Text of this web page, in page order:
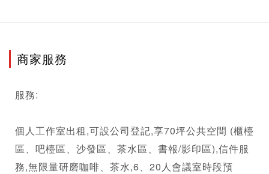
商家服務
服務:
個人工作室出租,可設公司登記,享70坪公共空間 (櫃檯
區、吧檯區、沙發區、茶水區、書報/影印區),信件服
務,無限量研磨咖啡、茶水,6、20人會議室時段預